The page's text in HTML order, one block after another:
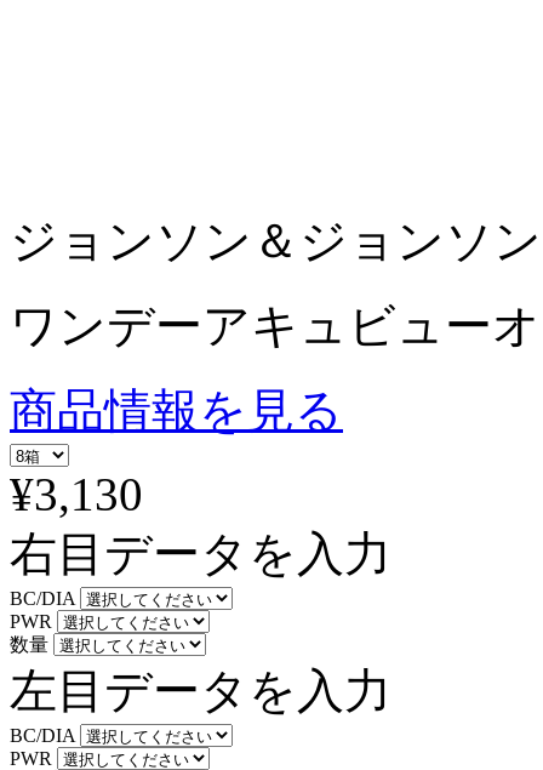
ジョンソン＆ジョンソン
ワンデーアキュビュー
商品情報を見る
¥3,130
右目データを入力
BC/DIA
PWR
数量
左目データを入力
BC/DIA
PWR